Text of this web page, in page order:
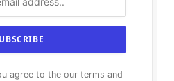
agree to the our terms and